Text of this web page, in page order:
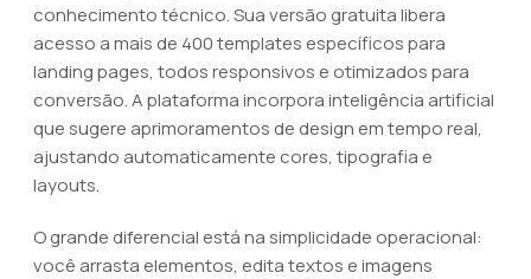
conhecimento técnico. Sua versão gratuita libera
acesso a mais de 400 templates específicos para
landing pages, todos responsivos e otimizados para
conversão. A plataforma incorpora inteligência artificial
que sugere aprimoramentos de design em tempo real,
ajustando automaticamente cores, tipografia e
layouts.
O grande diferencial está na simplicidade operacional:
você arrasta elementos, edita textos e imagens